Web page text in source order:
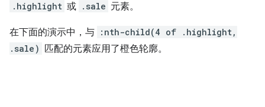
.highlight 或 .sale 元素。
在下面的演示中，与 :nth-child(4 of .highlight,
.sale) 匹配的元素应用了橙色轮廓。